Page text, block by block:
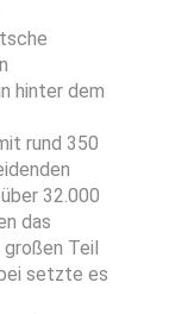
hinter dem
rund 350
32.000
das
Teil
setzte es